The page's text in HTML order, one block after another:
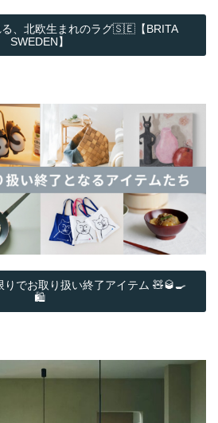
る、北欧生まれのラグ🇸🇪【BRITA
SWEDEN】
りでお取り扱い終了アイテム 🧸🥃🍳
🛍️